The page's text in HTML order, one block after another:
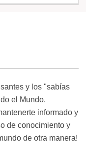
y los "sabías
el Mundo.
informado y
de conocimiento y
de otra manera!